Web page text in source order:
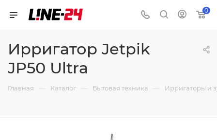
0
Ирригатор Jetpik
JP50 Ultra
Главная — Каталог — Бытовая техника — Ирригаторы и